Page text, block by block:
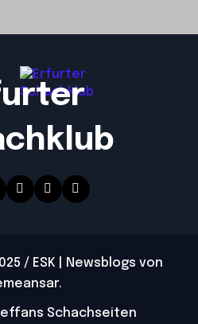
/ ESK Newsblogs von
.
Schachseiten